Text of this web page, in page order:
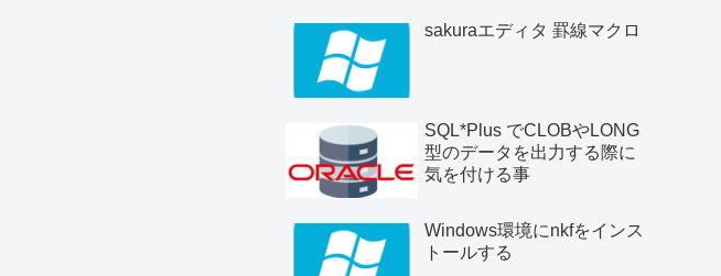
sakuraエディタ 罫線マクロ
SQL*Plus でCLOBやLONG
型のデータを出力する際に
気を付ける事
Windows環境にnkfをインス
トールする